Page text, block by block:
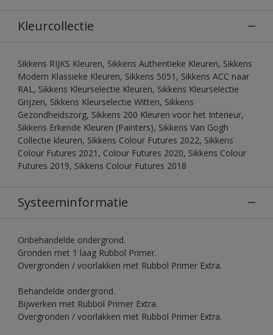
Kleurcollectie
Sikkens RIJKS Kleuren, Sikkens Authentieke Kleuren, Sikkens
Modern Klassieke Kleuren, Sikkens 5051, Sikkens ACC naar
RAL, Sikkens Kleurselectie Kleuren, Sikkens Kleurselectie
Grijzen, Sikkens Kleurselectie Witten, Sikkens
Gezondheidszorg, Sikkens 200 Kleuren voor het Interieur,
Sikkens Erkende Kleuren (Painters), Sikkens Van Gogh
Collectie kleuren, Sikkens Colour Futures 2022, Sikkens
Colour Futures 2021, Colour Futures 2020, Sikkens Colour
Futures 2019, Sikkens Colour Futures 2018
Systeeminformatie
Onbehandelde ondergrond.
Gronden met 1 laag Rubbol Primer.
Overgronden / voorlakken met Rubbol Primer Extra.
Behandelde ondergrond.
Bijwerken met Rubbol Primer Extra.
Overgronden / voorlakken met Rubbol Primer Extra.